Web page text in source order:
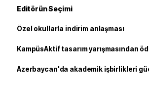
Editörün Seçimi
Özel okullarla indirim anlaşması
KampüsAktif tasarım yarışmasından
Azerbaycan'da akademik işbirlikleri